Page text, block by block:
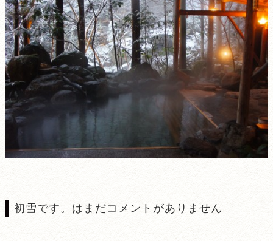
初雪です。はまだコメントがありません